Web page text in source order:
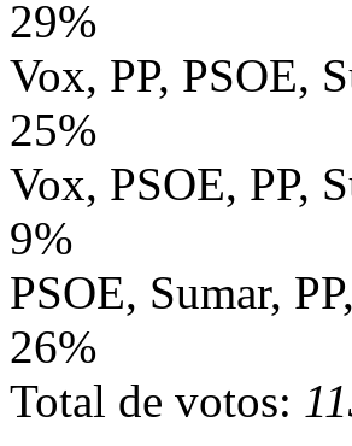
29%
Vox, PP, PSOE,
25%
Vox, PSOE, PP,
9%
PSOE, Sumar,
26%
Total de votos: